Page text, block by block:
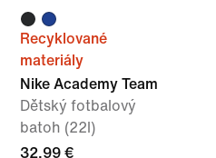
Recyklované
materiály
Nike Academy Team
Dětský fotbalový
batoh (22l)
32,99 €